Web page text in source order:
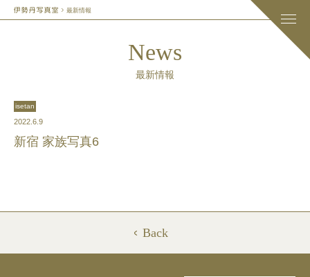
最新情報
News
最新情報
isetan
2022.6.9
新宿 家族写真6
Back